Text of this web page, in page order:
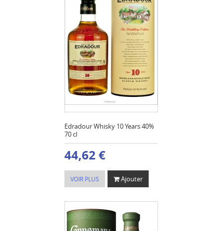
Edradour Whisky 10 Years 40%
70 cl
44,62 €
VOIR PLUS Ajouter